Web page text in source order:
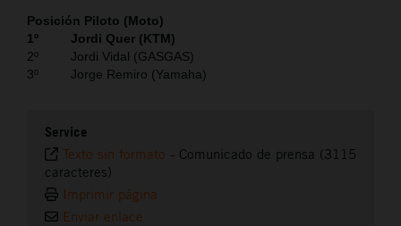
Posición Piloto (Moto)
1º Jordi Quer (KTM)
2º Jordi Vidal (GASGAS)
3º Jorge Remiro (Yamaha)
Service
Texto sin formato - Comunicado de prensa (3115
caracteres)
Imprimir página
Enviar enlace